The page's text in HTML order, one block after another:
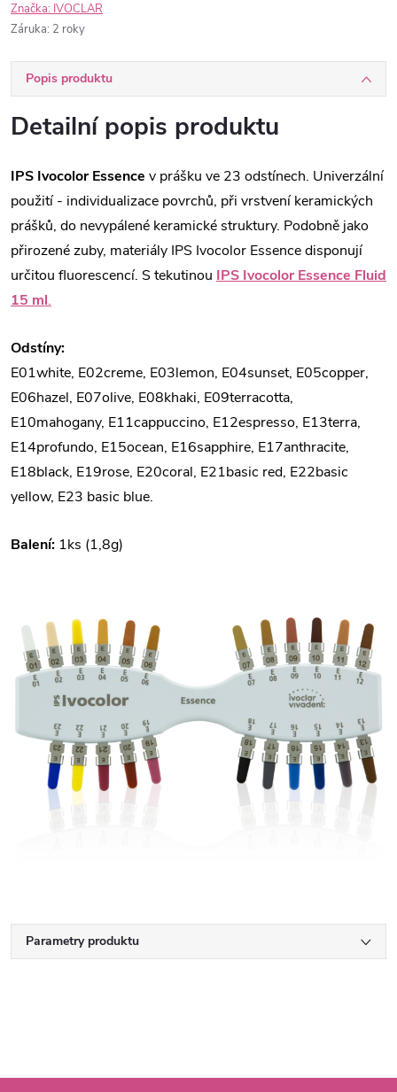
Značka: IVOCLAR
Záruka: 2 roky
Popis produktu
Detailní popis produktu
IPS Ivocolor Essence v prášku ve 23 odstínech. Univerzální
použití - individualizace povrchů, při vrstvení keramických
prášků, do nevypálené keramické struktury. Podobně jako
přirozené zuby, materiály IPS Ivocolor Essence disponují
určitou fluorescencí. S tekutinou IPS Ivocolor Essence Fluid
15 ml.
Odstíny:
E01white, E02creme, E03lemon, E04sunset, E05copper,
E06hazel, E07olive, E08khaki, E09terracotta,
E10mahogany, E11cappuccino, E12espresso, E13terra,
E14profundo, E15ocean, E16sapphire, E17anthracite,
E18black, E19rose, E20coral, E21basic red, E22basic
yellow, E23 basic blue.
Balení: 1ks (1,8g)
Parametry produktu